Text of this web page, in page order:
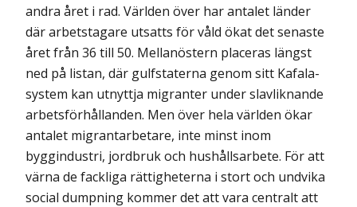
andra året i rad. Världen över har antalet länder
där arbetstagare utsatts för våld ökat det senaste
året från 36 till 50. Mellanöstern placeras längst
ned på listan, där gulfstaterna genom sitt Kafala-
system kan utnyttja migranter under slavliknande
arbetsförhållanden. Men över hela världen ökar
antalet migrantarbetare, inte minst inom
byggindustri, jordbruk och hushållsarbete. För att
värna de fackliga rättigheterna i stort och undvika
social dumpning kommer det att vara centralt att